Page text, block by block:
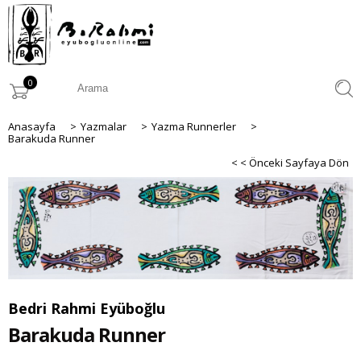
0
Anasayfa > Yazmalar > Yazma Runnerler
>
Barakuda Runner
< < Önceki Sayfaya Dön
Bedri Rahmi Eyüboğlu
Barakuda Runner